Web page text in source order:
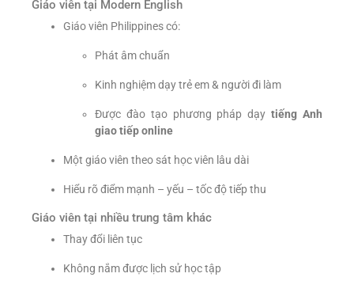
Giáo viên tại Modern English
Giáo viên Philippines có:
Phát âm chuẩn
Kinh nghiệm dạy trẻ em & người đi làm
Được đào tạo phương pháp dạytiếng Anh
giao tiếp online
Một giáo viên theo sát học viên lâu dài
Hiểu rõ điểm mạnh – yếu – tốc độ tiếp thu
Giáo viên tại nhiều trung tâm khác
Thay đổi liên tục
Không nắm được lịch sử học tập